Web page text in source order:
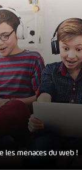
les menaces du web !